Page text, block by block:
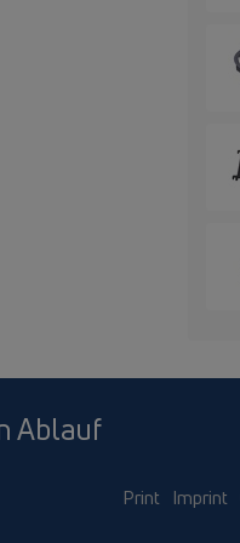
Ablauf
Print Imprint